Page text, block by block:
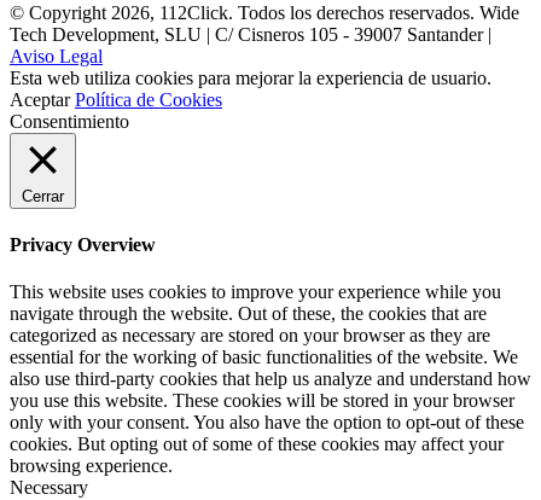
© Copyright 2026, 112Click. Todos los derechos reservados. Wide
Tech Development, SLU | C/ Cisneros 105 - 39007 Santander |
Aviso Legal
Esta web utiliza cookies para mejorar la experiencia de usuario.
Aceptar Política de Cookies
Consentimiento
Cerrar
Privacy Overview
This website uses cookies to improve your experience while you
navigate through the website. Out of these, the cookies that are
categorized as necessary are stored on your browser as they are
essential for the working of basic functionalities of the website. We
also use third-party cookies that help us analyze and understand how
you use this website. These cookies will be stored in your browser
only with your consent. You also have the option to opt-out of these
cookies. But opting out of some of these cookies may affect your
browsing experience.
Necessary